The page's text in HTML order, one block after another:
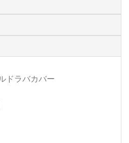
ドラバカバー